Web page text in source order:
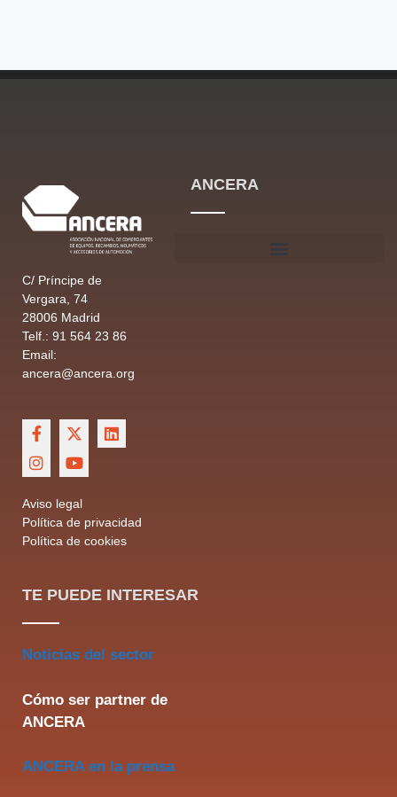
C/ Príncipe de
Vergara, 74
28006 Madrid
Telf.: 91 564 23 86
Email:
ancera@ancera.org
Aviso legal
Política de privacidad
Política de cookies
ANCERA
TE PUEDE INTERESAR
Noticias del sector
Cómo ser partner de
ANCERA
ANCERA en la prensa